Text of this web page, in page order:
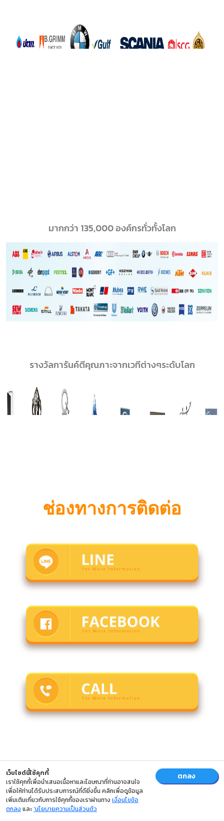
มากกว่า 135,000 องค์กรทั่วทั้งโลก
รางวัลการันค์ตีคุณภาะจากเวทีต่างๆระดับโลก
ช่องทางการติดต่อ
เว็บไซต์นี้ใช้คุกกี้
เราใช้คุกกี้เพื่อนำเสนอเนื้อหาและโฆษณาที่ท่านอาจสนใจ
เพื่อให้ท่านได้รับประสบการณ์ที่ดียิ่งขึ้น คลิกเพื่อดูข้อมูล
เพิ่มเติมเกี่ยวกับการใช้คุกกี้ของเราผ่านทาง เงื่อนไขข้อ
ตกลง และ‘นโยบายความเป็นส่วนตัว
ตกลง